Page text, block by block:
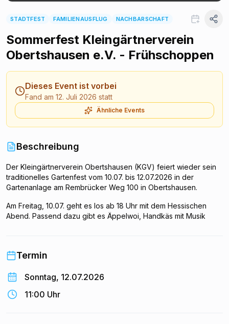
STADTFEST FAMILIENAUSFLUG NACHBARSCHAFT
Sommerfest Kleingärtnerverein
Obertshausen e.V. - Frühschoppen
Dieses Event ist vorbei
Fand am 12. Juli 2026 statt
Ähnliche Events
Beschreibung
Der Kleingärtnerverein Obertshausen (KGV) feiert wieder sein
traditionelles Gartenfest vom 10.07. bis 12.07.2026 in der
Gartenanlage am Rembrücker Weg 100 in Obertshausen.
Am Freitag, 10.07. geht es los ab 18 Uhr mit dem Hessischen
Abend. Passend dazu gibt es Äppelwoi, Handkäs mit Musik
Uhr, unter anderem gibt es Langosch und Hackbraten.
Weiter geht es am Sonntag, 12.07. ab 11 Uhr beim Frühschoppen
mit dem Blasorchester der TGS Hausen. Gegen Mittag gibt es
Spanferkel und zur Kaffeezeit wieder die vielen
Termin
Sonntag, 12.07.2026
11:00 Uhr